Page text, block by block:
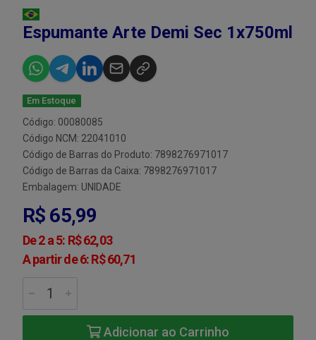
Espumante Arte Demi Sec 1x750ml
Em Estoque
Código: 00080085
Código NCM: 22041010
Código de Barras do Produto: 7898276971017
Código de Barras da Caixa: 7898276971017
Embalagem: UNIDADE
R$ 65,99
De 2 a 5: R$ 62,03
A partir de 6: R$ 60,71
Adicionar ao Carrinho